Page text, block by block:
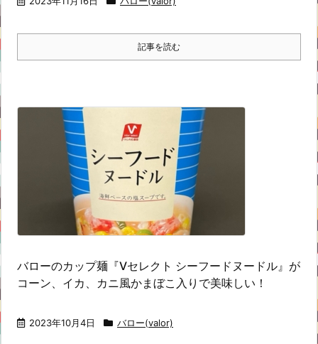
記事を読む
バローのカップ麺『Vセレクト シーフードヌードル』が
コーン、イカ、カニ風かまぼこ入りで美味しい！
2023年10月4日 バロー(valor)